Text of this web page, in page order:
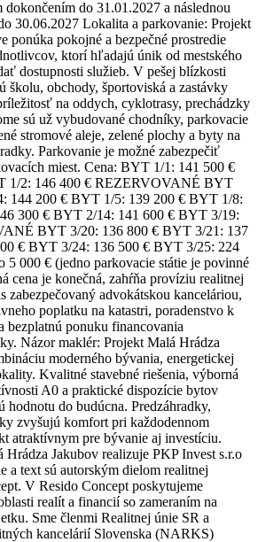
dokončením do 31.01.2027 a následnou
30.06.2027 Lokalita a parkovanie: Projekt
ponúka pokojné a bezpečné prostredie
ktorí hľadajú únik od mestského
dostupnosti služieb. V pešej blízkosti
školu, obchody, športoviská a zastávky
na oddych, cyklotrasy, prechádzky
sú už vybudované chodníky, parkovacie
stromové aleje, zelené plochy a byty na
Parkovanie je možné zabezpečiť
miest. Cena: BYT 1/1: 141 500 €
1/2: 146 400 € REZERVOVANÉ BYT
144 200 € BYT 1/5: 139 200 € BYT 1/8:
300 € BYT 2/14: 141 600 € BYT 3/19:
BYT 3/20: 136 800 € BYT 3/21: 137
€ BYT 3/24: 136 500 € BYT 3/25: 224
5 000 € (jedno parkovacie státie je povinné
cena je konečná, zahŕňa províziu realitnej
zabezpečovaný advokátskou kanceláriou,
poplatku na katastri, poradenstvo k
bezplatnú ponuku financovania
Názor maklér: Projekt Malá Hrádza
moderného bývania, energetickej
Kvalitné stavebné riešenia, výborná
A0 a praktické dispozície bytov
hodnotu do budúcna. Predzáhradky,
zvyšujú komfort pri každodennom
atraktívnym pre bývanie aj investíciu.
Jakubov realizuje PKP Invest s.r.o
a text sú autorským dielom realitnej
V Resido Concept poskytujeme
realít a financií so zameraním na
Sme členmi Realitnej únie SR a
kancelárií Slovenska (NARKS)